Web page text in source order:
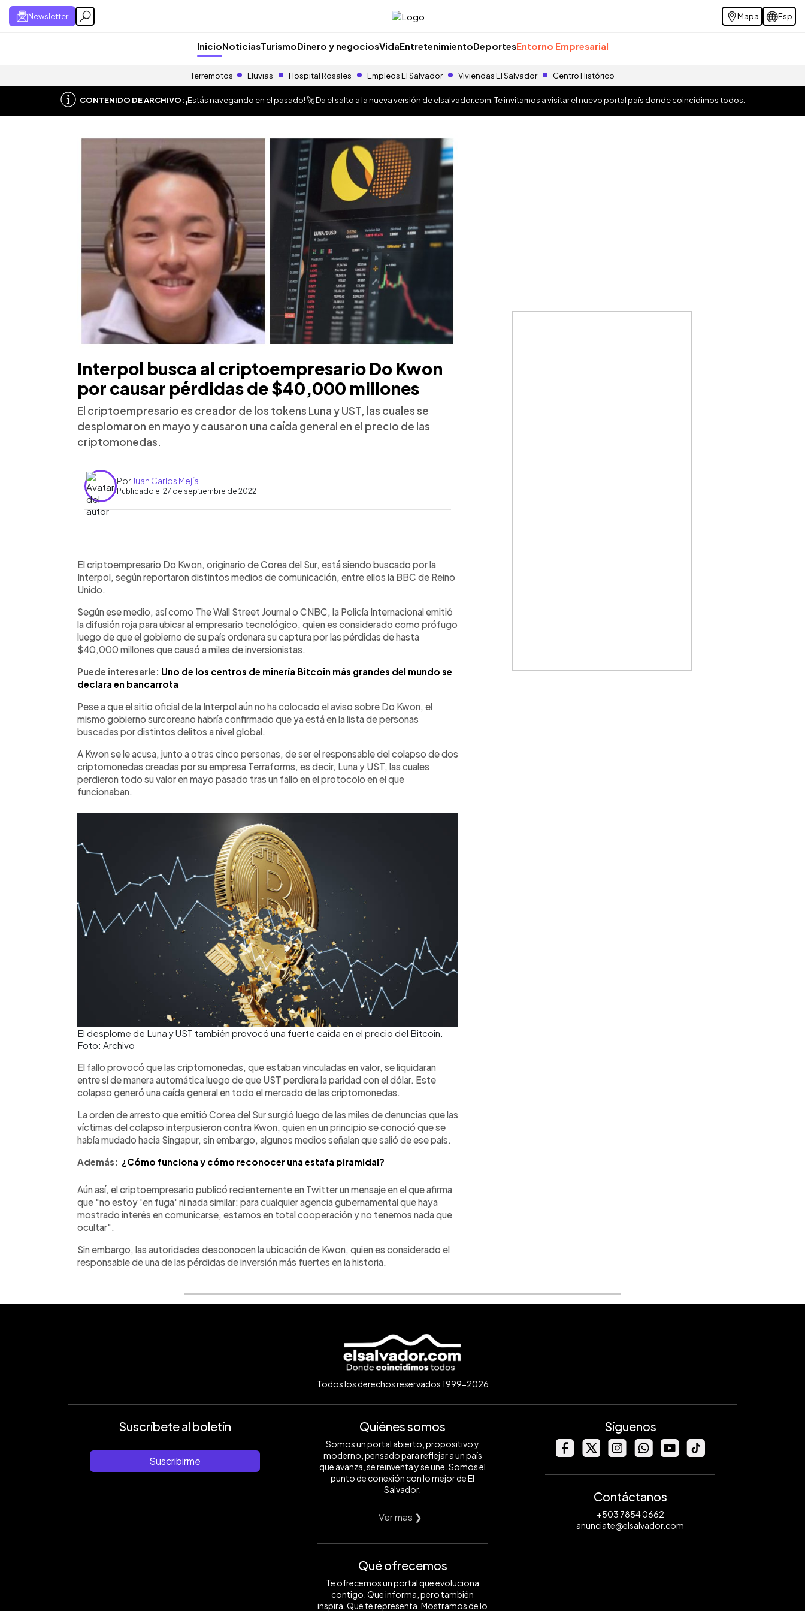
Newsletter Mapa Esp
InicioNoticiasTurismoDinero y negociosVidaEntretenimientoDeportesEntorno Empresarial
Terremotos Lluvias Hospital Rosales Empleos El Salvador Viviendas El Salvador Centro Histórico
CONTENIDO DE ARCHIVO:¡Estás navegando en el pasado! 🚀 Da el salto a la nueva versión deelsalvador.com . Te invitamos a visitar el nuevo portal país donde coincidimos todos.
Interpol busca al criptoempresario Do Kwon
por causar pérdidas de $40,000 millones
El criptoempresario es creador de los tokens Luna y UST, las cuales se
desplomaron en mayo y causaron una caída general en el precio de las
criptomonedas.
Por Juan Carlos Mejía
Publicado el 27 de septiembre de 2022
Escuchar artículo
El criptoempresario Do Kwon, originario de Corea del Sur, está siendo buscado por la
Interpol, según reportaron distintos medios de comunicación, entre ellos la BBC de Reino
Unido.
Según ese medio, así como The Wall Street Journal o CNBC, la Policía Internacional emitió
la difusión roja para ubicar al empresario tecnológico, quien es considerado como prófugo
luego de que el gobierno de su país ordenara su captura por las pérdidas de hasta
$40,000 millones que causó a miles de inversionistas.
Puede interesarle: Uno de los centros de minería Bitcoin más grandes del mundo se
declara en bancarrota
Pese a que el sitio oficial de la Interpol aún no ha colocado el aviso sobre Do Kwon, el
mismo gobierno surcoreano habría confirmado que ya está en la lista de personas
buscadas por distintos delitos a nivel global.
A Kwon se le acusa, junto a otras cinco personas, de ser el responsable del colapso de dos
criptomonedas creadas por su empresa Terraforms, es decir, Luna y UST, las cuales
perdieron todo su valor en mayo pasado tras un fallo en el protocolo en el que
funcionaban.
El desplome de Luna y UST también provocó una fuerte caída en el precio del Bitcoin.
Foto: Archivo
El fallo provocó que las criptomonedas, que estaban vinculadas en valor, se liquidaran
entre sí de manera automática luego de que UST perdiera la paridad con el dólar. Este
colapso generó una caída general en todo el mercado de las criptomonedas.
La orden de arresto que emitió Corea del Sur surgió luego de las miles de denuncias que las
víctimas del colapso interpusieron contra Kwon, quien en un principio se conoció que se
había mudado hacia Singapur, sin embargo, algunos medios señalan que salió de ese país.
Además: ¿Cómo funciona y cómo reconocer una estafa piramidal?
Aún así, el criptoempresario publicó recientemente en Twitter un mensaje en el que afirma
que "no estoy 'en fuga' ni nada similar: para cualquier agencia gubernamental que haya
mostrado interés en comunicarse, estamos en total cooperación y no tenemos nada que
ocultar".
Sin embargo, las autoridades desconocen la ubicación de Kwon, quien es considerado el
responsable de una de las pérdidas de inversión más fuertes en la historia.
Todos los derechos reservados 1999-2026
Suscríbete al boletín
Suscribirme
Quiénes somos
Somos un portal abierto, propositivo y
moderno, pensado para reflejar a un país
que avanza, se reinventa y se une. Somos el
punto de conexión con lo mejor de El
Salvador.
Ver mas ❯
Qué ofrecemos
Te ofrecemos un portal que evoluciona
contigo. Que informa, pero también
inspira. Que te representa. Mostramos de lo
Síguenos
Contáctanos
+503 7854 0662
anunciate@elsalvador.com